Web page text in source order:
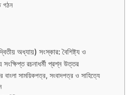
গঠন
অধ্যায়) সংস্কার: বৈশিষ্ট্য ও
সংক্ষিপ্ত রচনাধর্মী প্রশ্ন উত্তর
সাময়িকপত্র, সংবাদপত্র ও সাহিত্যে